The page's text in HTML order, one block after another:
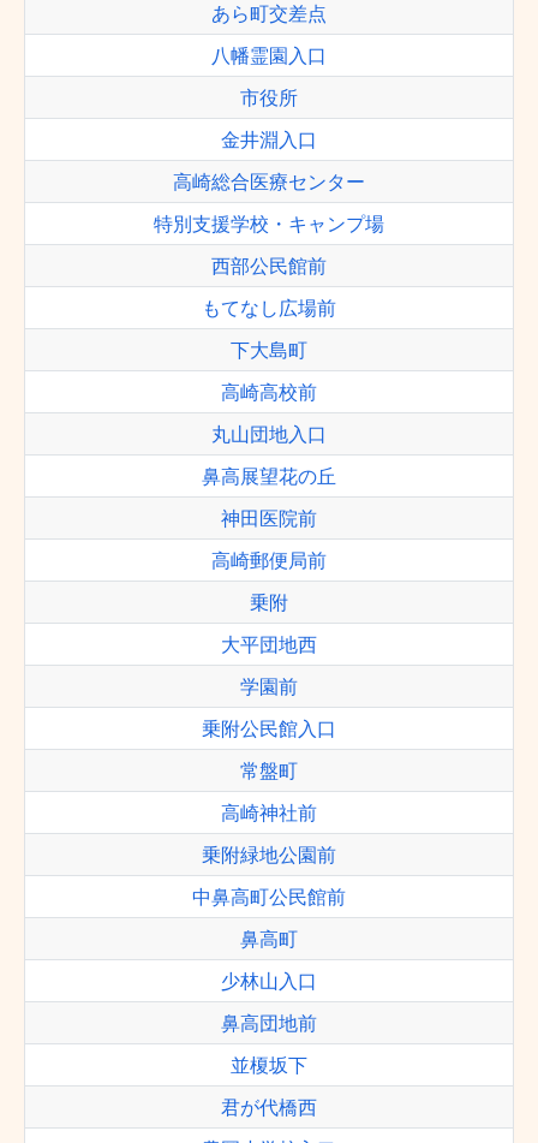
あら町交差点
八幡霊園入口
市役所
金井淵入口
高崎総合医療センター
特別支援学校・キャンプ場
西部公民館前
もてなし広場前
下大島町
高崎高校前
丸山団地入口
鼻高展望花の丘
神田医院前
高崎郵便局前
乗附
大平団地西
学園前
乗附公民館入口
常盤町
高崎神社前
乗附緑地公園前
中鼻高町公民館前
鼻高町
少林山入口
鼻高団地前
並榎坂下
君が代橋西